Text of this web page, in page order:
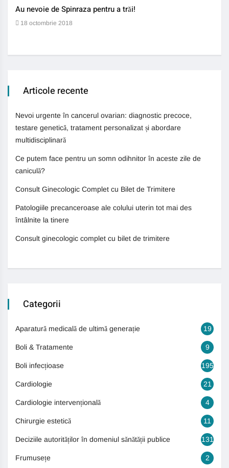
Au nevoie de Spinraza pentru a trăi!
18 octombrie 2018
Articole recente
Nevoi urgente în cancerul ovarian: diagnostic precoce,
testare genetică, tratament personalizat și abordare
multidisciplinară
Ce putem face pentru un somn odihnitor în aceste zile de
caniculă?
Consult Ginecologic Complet cu Bilet de Trimitere
Patologiile precanceroase ale colului uterin tot mai des
întâlnite la tinere
Consult ginecologic complet cu bilet de trimitere
Categorii
Aparatură medicală de ultimă generație 19
Boli & Tratamente 9
Boli infecțioase 195
Cardiologie 21
Cardiologie intervențională 4
Chirurgie estetică 11
Deciziile autorităților în domeniul sănătății publice 131
Frumusețe 2